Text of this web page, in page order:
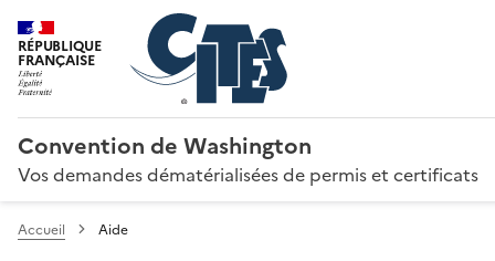
RÉPUBLIQUE
FRANÇAISE
Convention de Washington
Vos demandes dématérialisées de permis et certificats
Accueil Aide